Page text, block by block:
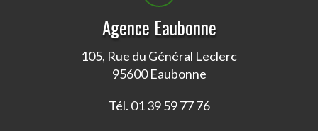
Agence Eaubonne
105, Rue du Général Leclerc
95600 Eaubonne
Tél. 01 39 59 77 76